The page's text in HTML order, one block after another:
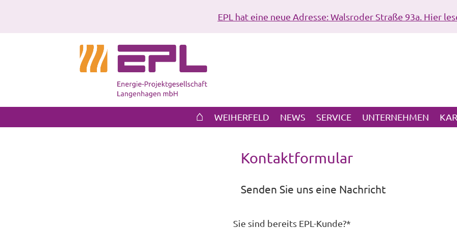
EPL hat eine neue Adresse: Walsroder Straße 93a. Hier
⌂ WEIHERFELD NEWS SERVICE UNTERNEHMEN
Kontaktformular
Kontaktformular
Senden Sie uns eine Nachricht
Sie sind bereits EPL-Kunde?*